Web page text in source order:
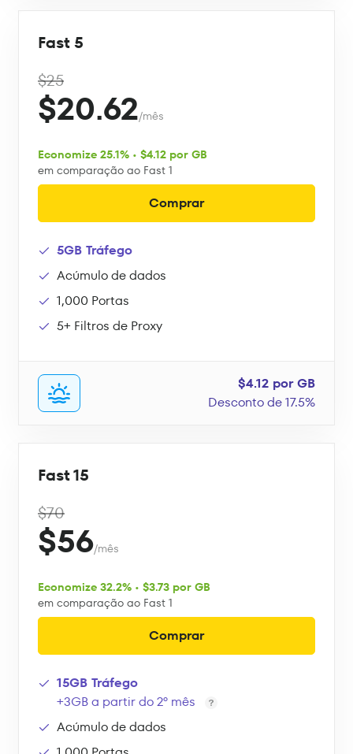
Fast 5
$25
$20.62/mês
Economize 25.1% • $4.12 por GB
em comparação ao Fast 1
Comprar
5GB Tráfego
Acúmulo de dados
1,000 Portas
5+ Filtros de Proxy
$4.12 por GB
Desconto de 17.5%
Fast 15
$70
$56/mês
Economize 32.2% • $3.73 por GB
em comparação ao Fast 1
Comprar
15GB Tráfego
+3GB a partir do 2º mês
Acúmulo de dados